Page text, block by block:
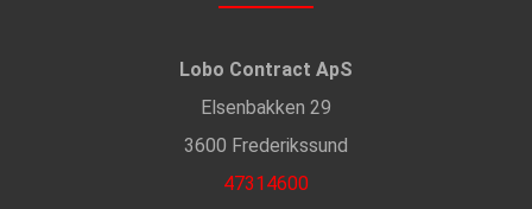
Lobo Contract ApS
Elsenbakken 29
3600 Frederikssund
47314600